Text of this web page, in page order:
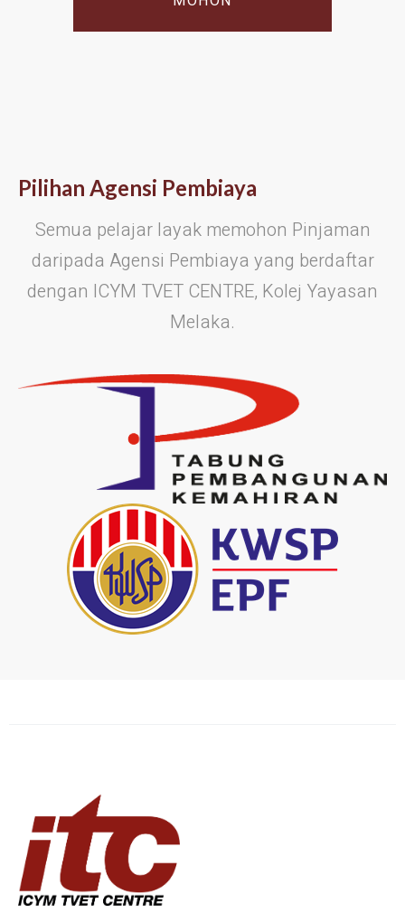
Pilihan Agensi Pembiaya
SERVICES
Semua pelajar layak memohon Pinjaman
daripada Agensi Pembiaya yang berdaftar
dengan ICYM TVET CENTRE, Kolej Yayasan
Melaka.